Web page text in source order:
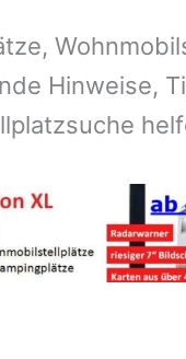
Hinweise,